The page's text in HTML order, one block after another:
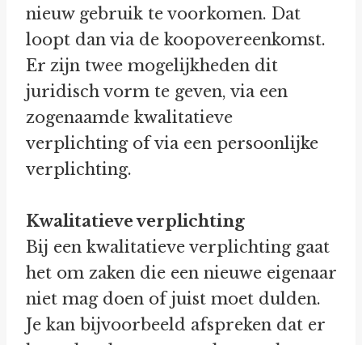
nieuw gebruik te voorkomen. Dat
loopt dan via de koopovereenkomst.
Er zijn twee mogelijkheden dit
juridisch vorm te geven, via een
zogenaamde kwalitatieve
verplichting of via een persoonlijke
verplichting.
Kwalitatieve verplichting
Bij een kwalitatieve verplichting gaat
het om zaken die een nieuwe eigenaar
niet mag doen of juist moet dulden.
Je kan bijvoorbeeld afspreken dat er